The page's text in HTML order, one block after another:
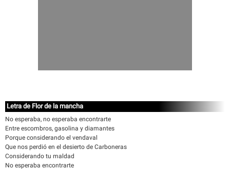
Letra de Flor de la mancha
No esperaba, no esperaba encontrarte
Entre escombros, gasolina y diamantes
Porque considerando el vendaval
Que nos perdió en el desierto de Carboneras
Considerando tu maldad
No esperaba encontrarte